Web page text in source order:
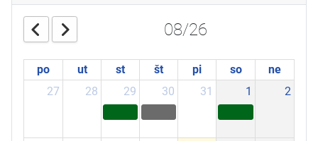
08/26
po ut st št pi so
ne
27
28 29 30 31 1 2